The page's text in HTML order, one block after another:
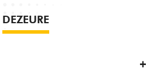
DEZEURE